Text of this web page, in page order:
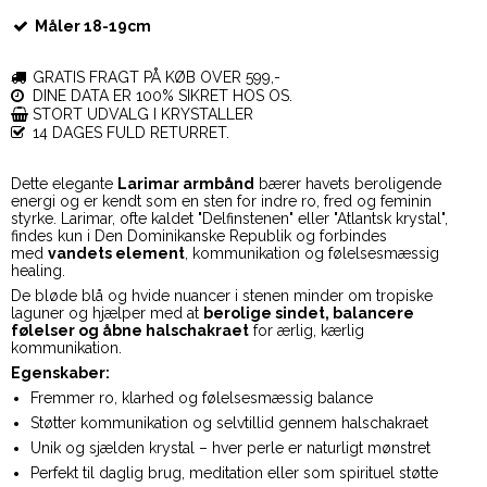
Måler 18-19cm
GRATIS FRAGT PÅ KØB OVER 599,-
DINE DATA ER 100% SIKRET HOS OS.
STORT UDVALG I KRYSTALLER
14 DAGES FULD RETURRET.
Dette elegante Larimar armbånd bærer havets beroligende
energi og er kendt som en sten for indre ro, fred og feminin
styrke. Larimar, ofte kaldet "Delfinstenen" eller "Atlantsk krystal",
findes kun i Den Dominikanske Republik og forbindes
med vandets element , kommunikation og følelsesmæssig
healing.
De bløde blå og hvide nuancer i stenen minder om tropiske
laguner og hjælper med at berolige sindet, balancere
følelser og åbne halschakraet for ærlig, kærlig
kommunikation.
Egenskaber:
Fremmer ro, klarhed og følelsesmæssig balance
Støtter kommunikation og selvtillid gennem halschakraet
Unik og sjælden krystal – hver perle er naturligt mønstret
Perfekt til daglig brug, meditation eller som spirituel støtte